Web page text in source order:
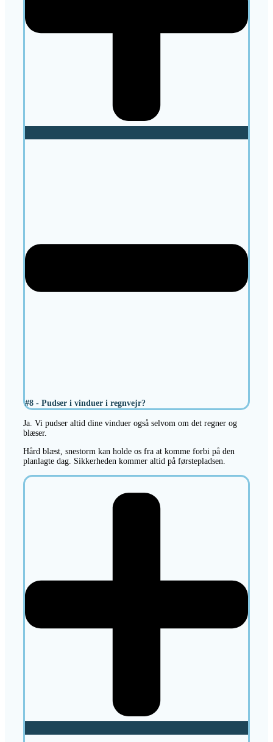
#8 - Pudser i vinduer i regnvejr?
Ja. Vi pudser altid dine vinduer også selvom om det regner og
blæser.
Hård blæst, snestorm kan holde os fra at komme forbi på den
planlagte dag. Sikkerheden kommer altid på førstepladsen.